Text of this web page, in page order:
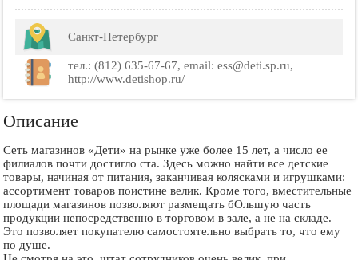
Санкт-Петербург
тел.: (812) 635-67-67, email: ess@deti.sp.ru,
http://www.detishop.ru/
Описание
Сеть магазинов «Дети» на рынке уже более 15 лет, а число ее
филиалов почти достигло ста. Здесь можно найти все детские
товары, начиная от питания, заканчивая колясками и игрушками:
ассортимент товаров поистине велик. Кроме того, вместительные
площади магазинов позволяют размещать бОльшую часть
продукции непосредственно в торговом в зале, а не на складе.
Это позволяет покупателю самостоятельно выбрать то, что ему
по душе.